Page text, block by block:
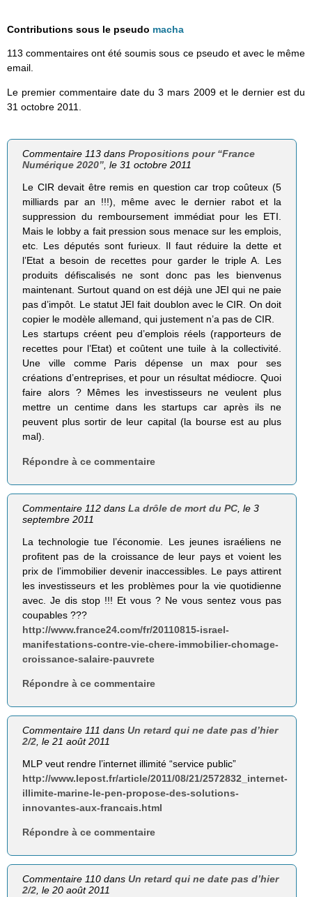
Contributions sous le pseudo macha
113 commentaires ont été soumis sous ce pseudo et avec le même
email.
Le premier commentaire date du 3 mars 2009 et le dernier est du
31 octobre 2011.
Commentaire 113 dansPropositions pour “France
Numérique 2020”, le 31 octobre 2011
Le CIR devait être remis en question car trop coûteux (5
milliards par an !!!), même avec le dernier rabot et la
suppression du remboursement immédiat pour les ETI.
Mais le lobby a fait pression sous menace sur les emplois,
etc. Les députés sont furieux. Il faut réduire la dette et
l’Etat a besoin de recettes pour garder le triple A. Les
produits défiscalisés ne sont donc pas les bienvenus
maintenant. Surtout quand on est déjà une JEI qui ne paie
pas d’impôt. Le statut JEI fait doublon avec le CIR. On doit
copier le modèle allemand, qui justement n’a pas de CIR.
Les startups créent peu d’emplois réels (rapporteurs de
recettes pour l’Etat) et coûtent une tuile à la collectivité.
Une ville comme Paris dépense un max pour ses
créations d’entreprises, et pour un résultat médiocre. Quoi
faire alors ? Mêmes les investisseurs ne veulent plus
mettre un centime dans les startups car après ils ne
peuvent plus sortir de leur capital (la bourse est au plus
mal).
Répondre à ce commentaire
Commentaire 112 dansLa drôle de mort du PC , le 3
septembre 2011
La technologie tue l’économie. Les jeunes israéliens ne
profitent pas de la croissance de leur pays et voient les
prix de l’immobilier devenir inaccessibles. Le pays attirent
les investisseurs et les problèmes pour la vie quotidienne
avec. Je dis stop !!! Et vous ? Ne vous sentez vous pas
coupables ???
http://www.france24.com/fr/20110815-israel-
manifestations-contre-vie-chere-immobilier-chomage-
croissance-salaire-pauvrete
Répondre à ce commentaire
Commentaire 111 dansUn retard qui ne date pas d’hier
2/2 , le 21 août 2011
MLP veut rendre l’internet illimité “service public”
http://www.lepost.fr/article/2011/08/21/2572832_internet-
illimite-marine-le-pen-propose-des-solutions-
innovantes-aux-francais.html
Répondre à ce commentaire
Commentaire 110 dansUn retard qui ne date pas d’hier
2/2 , le 20 août 2011